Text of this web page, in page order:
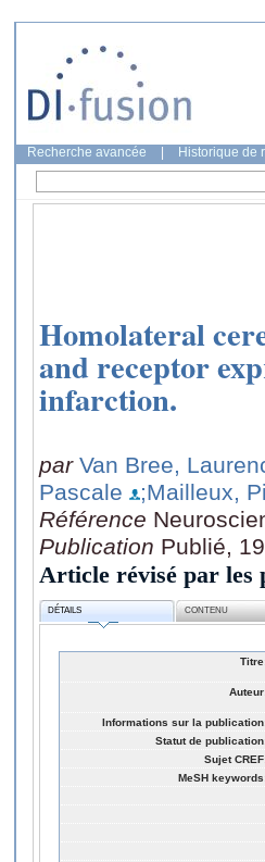
Recherche avancée Historique de
Homolateral
and receptor
infarction.
par Van Bree,
Pascale
;Mailleux,
Référence
Publication Publié,
Article révisé par les
DÉTAILS CONTENU
Informations sur la
Statut de
Sujet
MeSH